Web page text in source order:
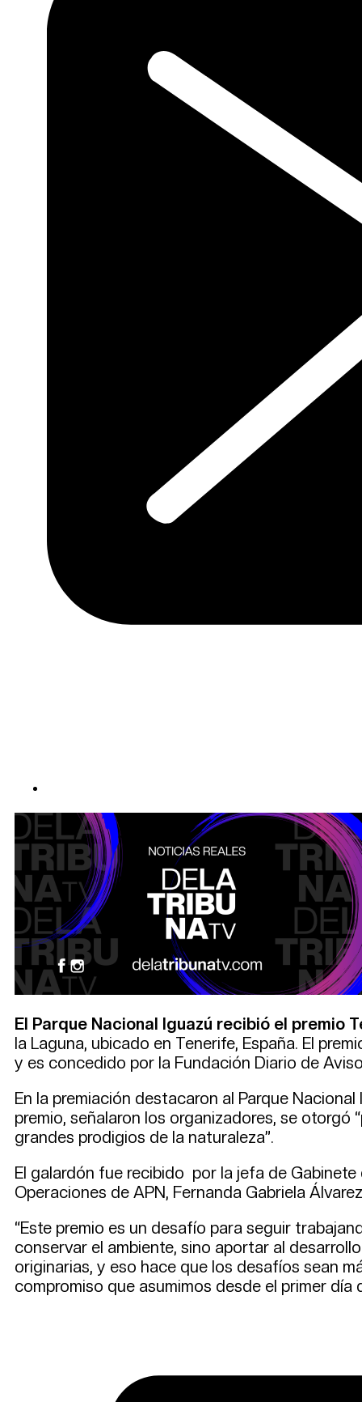
El Parque Nacional Iguazú recibió el premio
la Laguna, ubicado en Tenerife, España. El
y es concedido por la Fundación Diario de
En la premiación destacaron al Parque
premio, señalaron los organizadores, se
grandes prodigios de la naturaleza”.
El galardón fue recibido por la jefa de
Operaciones de APN, Fernanda Gabriela
“Este premio es un desafío para seguir
conservar el ambiente, sino aportar al
originarias, y eso hace que los desafíos sean
compromiso que asumimos desde el primer día